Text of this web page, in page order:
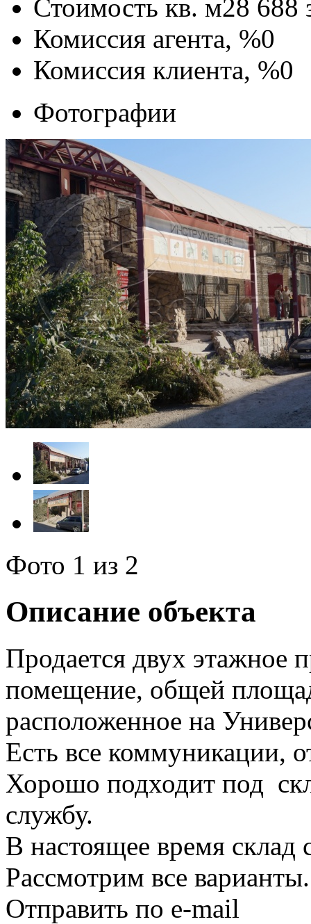
Стоимость кв. м28 688
Комиссия агента, %0
Комиссия клиента, %0
Фотографии
Фото 1 из 2
Описание объекта
Продается двух этажное
помещение, общей
расположенное на
Есть все коммуникации,
Хорошо подходит под
службу.
В настоящее время склад
Рассмотрим все варианты.
Отправить по e-mail